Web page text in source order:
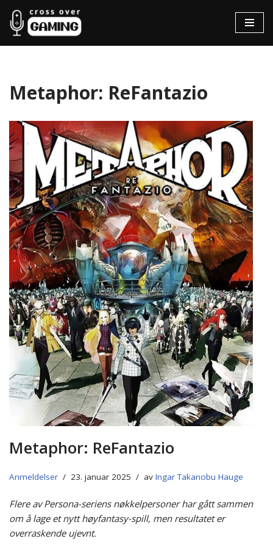
Hopp
til
Metaphor: ReFantazio
Metaphor: ReFantazio
Anmeldelser 23. januar 2025 av Ingar Takanobu Hauge
Flere av Persona-seriens nøkkelpersoner har gått sammen
om å lage et nytt høyfantasy-spill, men resultatet er
overraskende ujevnt.